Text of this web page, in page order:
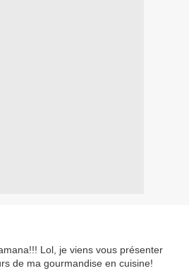
Lol, je viens vous présenter
de ma gourmandise en cuisine!